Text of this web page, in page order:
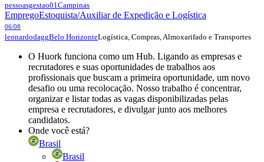
pessoasgestao01 Campinas
EmpregoEstoquista/Auxiliar de Expedição e Logística
06/08
leonardodaggBelo HorizonteLogística, Compras, Almoxarifado e Transportes
O Huork funciona como um Hub. Ligando as empresas e
recrutadores e suas oportunidades de trabalhos aos
profissionais que buscam a primeira oportunidade, um novo
desafio ou uma recolocação. Nosso trabalho é concentrar,
organizar e listar todas as vagas disponibilizadas pelas
empresa e recrutadores, e divulgar junto aos melhores
candidatos.
Onde você está?
Brasil
Brasil